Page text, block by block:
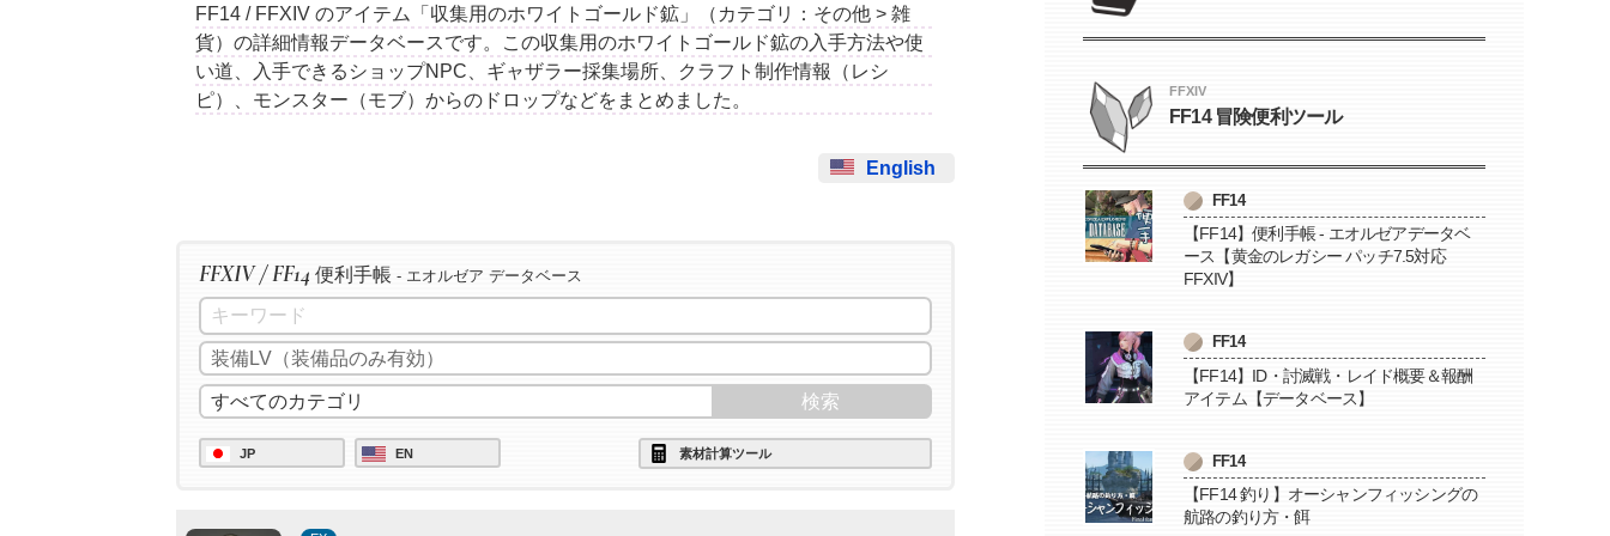
FF14 / FFXIV のアイテム「収集用のホワイトゴールド鉱」（カテゴリ：その他 > 雑
貨）の詳細情報データベースです。この収集用のホワイトゴールド鉱の入手方法や使
い道、入手できるショップNPC、ギャザラー採集場所、クラフト制作情報（レシ
ピ）、モンスター（モブ）からのドロップなどをまとめました。
English
FFXIV / FF14 便利手帳 - エオルゼア データベース
JP EN 素材計算ツール
FFXIV
FF14 冒険便利ツール
FF14
【FF14】便利手帳 - エオルゼアデータベ
ース【黄金のレガシー パッチ7.5対応
FFXIV】
FF14
【FF14】ID・討滅戦・レイド概要＆報酬
アイテム【データベース】
FF14
【FF14 釣り】オーシャンフィッシングの
航路の釣り方・餌